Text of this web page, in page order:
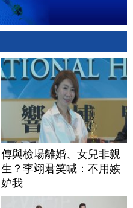
傳與檢場離婚、女兒非親
生？李翊君笑喊：不用嫉
妒我